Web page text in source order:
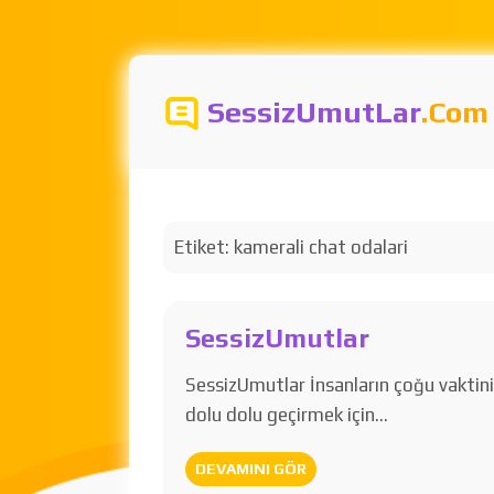
SessizUmutLar.Com
Etiket: kamerali chat odalari
SessizUmutlar
SessizUmutlar İnsanların çoğu vaktini
dolu dolu geçirmek için…
DEVAMINI GÖR